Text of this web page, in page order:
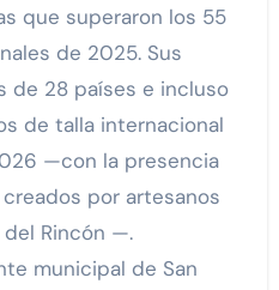
que superaron los 55
de 2025. Sus
de 28 países e incluso
de talla internacional
—con la presencia
por artesanos
del Rincón —.
municipal de San